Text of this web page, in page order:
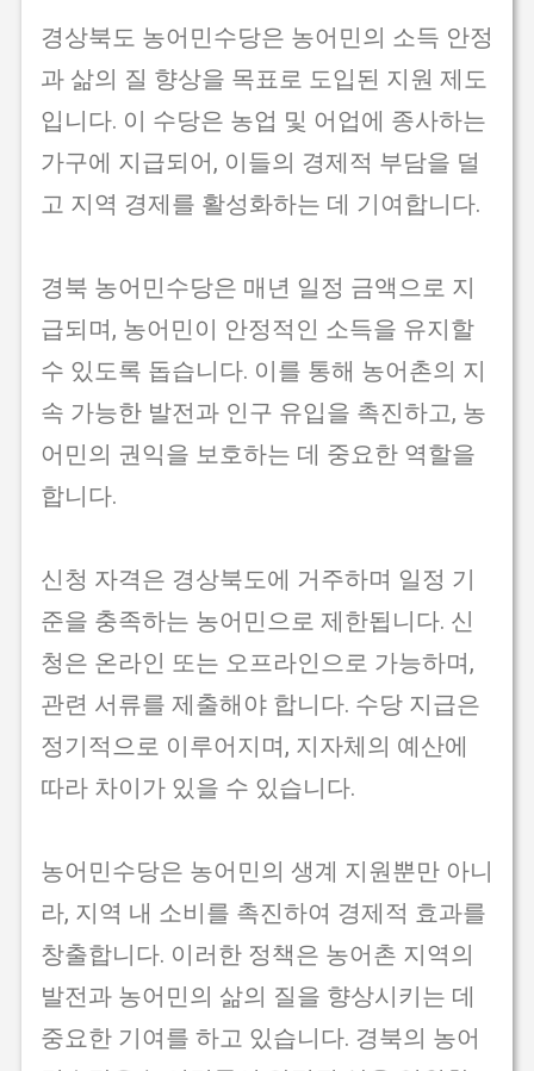
경상북도 농어민수당은 농어민의 소득 안정
과 삶의 질 향상을 목표로 도입된 지원 제도
입니다. 이 수당은 농업 및 어업에 종사하는
가구에 지급되어, 이들의 경제적 부담을 덜
고 지역 경제를 활성화하는 데 기여합니다.
경북 농어민수당은 매년 일정 금액으로 지
급되며, 농어민이 안정적인 소득을 유지할
수 있도록 돕습니다. 이를 통해 농어촌의 지
속 가능한 발전과 인구 유입을 촉진하고, 농
어민의 권익을 보호하는 데 중요한 역할을
합니다.
신청 자격은 경상북도에 거주하며 일정 기
준을 충족하는 농어민으로 제한됩니다. 신
청은 온라인 또는 오프라인으로 가능하며,
관련 서류를 제출해야 합니다. 수당 지급은
정기적으로 이루어지며, 지자체의 예산에
따라 차이가 있을 수 있습니다.
농어민수당은 농어민의 생계 지원뿐만 아니
라, 지역 내 소비를 촉진하여 경제적 효과를
창출합니다. 이러한 정책은 농어촌 지역의
발전과 농어민의 삶의 질을 향상시키는 데
중요한 기여를 하고 있습니다. 경북의 농어